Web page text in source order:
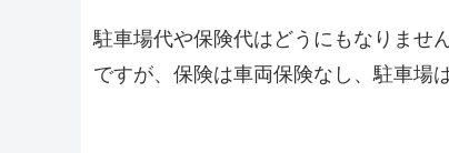
駐車場代や保険代はどうにもなりませ
ですが、保険は車両保険なし、駐車場